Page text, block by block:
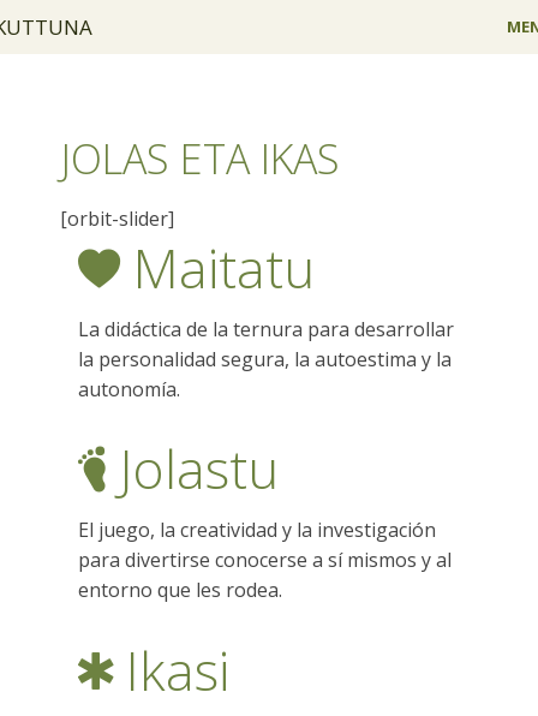
TALLERES
CONCILIACIÓN
INSTALACIONES
CONTACTO
JOLAS ETA IKAS
[orbit-slider]
Maitatu
La didáctica de la ternura para desarrollar
la personalidad segura, la autoestima y la
autonomía.
Jolastu
El juego, la creatividad y la investigación
para divertirse conocerse a sí mismos y al
entorno que les rodea.
Ikasi